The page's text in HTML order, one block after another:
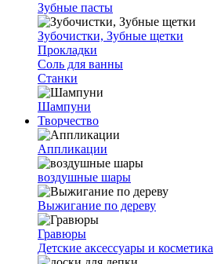
Зубные пасты
Зубочистки, Зубные щетки
Прокладки
Соль для ванны
Станки
Шампуни
Творчество
Аппликации
воздушные шары
Выжигание по дереву
Гравюры
Детские аксессуары и косметика